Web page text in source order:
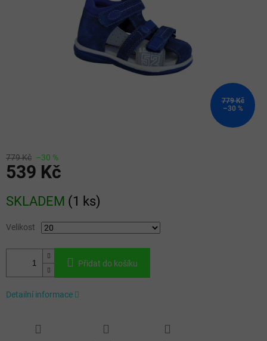
779 Kč
–30 %
779 Kč –30 %
539 Kč
cena:
SKLADEM (1 ks)
Velikost
Přidat do košíku
Detailní informace